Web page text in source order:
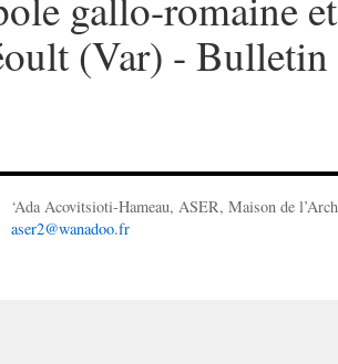
(Var) -
‘Ada Acovitsioti-Hameau, ASER, Maison de
aser2@wanadoo.fr